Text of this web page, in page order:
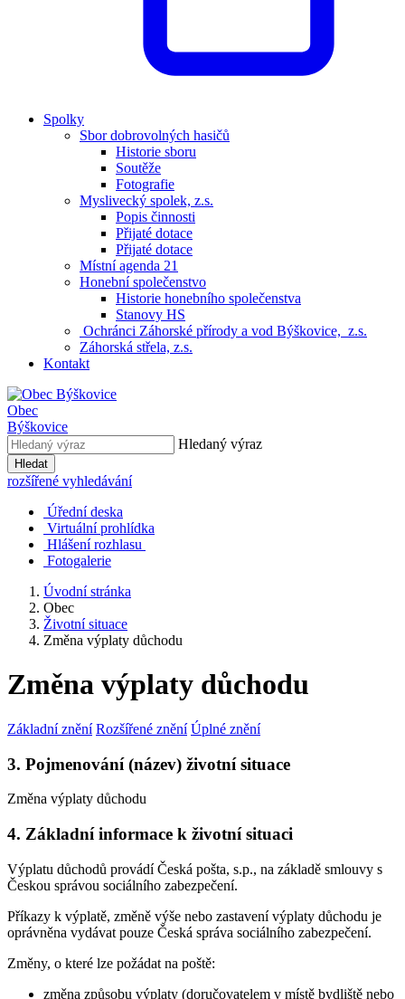
Spolky
Sbor dobrovolných hasičů
Historie sboru
Soutěže
Fotografie
Myslivecký spolek, z.s.
Popis činnosti
Přijaté dotace
Přijaté dotace
Místní agenda 21
Honební společenstvo
Historie honebního společenstva
Stanovy HS
Ochránci Záhorské přírody a vod Býškovice, z.s.
Záhorská střela, z.s.
Kontakt
Obec
Býškovice
Hledaný výraz
Hledat
rozšířené vyhledávání
Úřední deska
Virtuální prohlídka
Hlášení rozhlasu
Fotogalerie
Úvodní stránka
Obec
Životní situace
Změna výplaty důchodu
Změna výplaty důchodu
Základní znění Rozšířené znění Úplné znění
3. Pojmenování (název) životní situace
Změna výplaty důchodu
4. Základní informace k životní situaci
Výplatu důchodů provádí Česká pošta, s.p., na základě smlouvy s
Českou správou sociálního zabezpečení.
Příkazy k výplatě, změně výše nebo zastavení výplaty důchodu je
oprávněna vydávat pouze Česká správa sociálního zabezpečení.
Změny, o které lze požádat na poště:
změna způsobu výplaty (doručovatelem v místě bydliště nebo